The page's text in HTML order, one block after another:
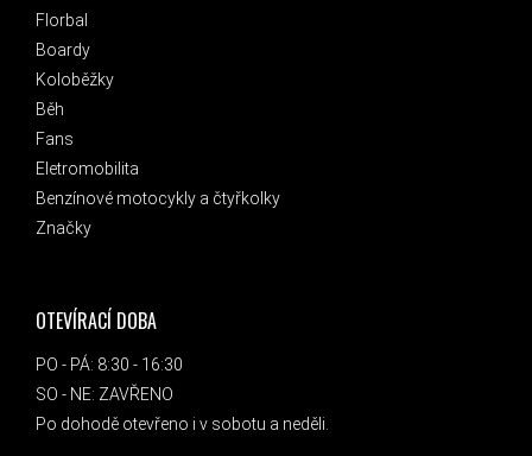
Florbal
Boardy
Koloběžky
Běh
Fans
Eletromobilita
Benzínové motocykly a čtyřkolky
Značky
OTEVÍRACÍ DOBA
PO - PÁ: 8:30 - 16:30
SO - NE: ZAVŘENO
Po dohodě otevřeno i v sobotu a neděli.